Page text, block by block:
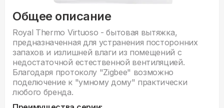
Общее описание
Royal Thermo Virtuoso - бытовая вытяжка,
предназначенная для устранения посторонних
запахов и излишней влаги из помещений с
недостаточной естественной вентиляцией.
Благодаря протоколу "Zigbee" возможно
поделючение к "умному дому" практически
любого бренда.